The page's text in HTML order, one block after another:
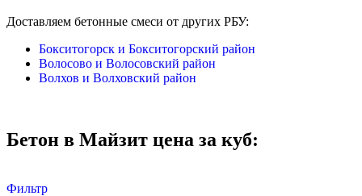
Доставляем бетонные смеси от других РБУ:
Бокситогорск и Бокситогорский район
Волосово и Волосовский район
Волхов и Волховский район
Бетон в Майзит цена за куб:
Фильтр